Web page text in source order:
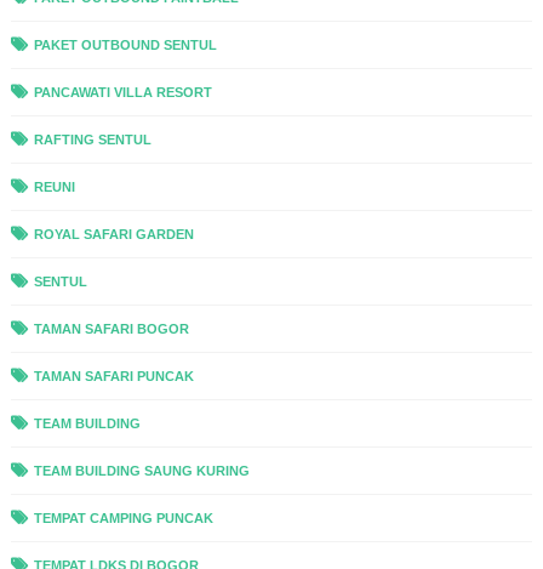
PAKET OUTBOUND SENTUL
PANCAWATI VILLA RESORT
RAFTING SENTUL
REUNI
ROYAL SAFARI GARDEN
SENTUL
TAMAN SAFARI BOGOR
TAMAN SAFARI PUNCAK
TEAM BUILDING
TEAM BUILDING SAUNG KURING
TEMPAT CAMPING PUNCAK
TEMPAT LDKS DI BOGOR